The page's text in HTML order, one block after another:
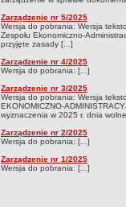
Zarządzenie nr 5/2025
Wersja do pobrania: Wersja
Zespołu Ekonomiczno-
przyjęte zasady [...]
Zarządzenie nr 4/2025
Wersja do pobrania: [...]
Zarządzenie nr 3/2025
Wersja do pobrania: Wersja
EKONOMICZNO-
wyznaczenia w 2025 r. dnia
Zarządzenie nr 2/2025
Wersja do pobrania: [...]
Zarządzenie nr 1/2025
Wersja do pobrania: [...]